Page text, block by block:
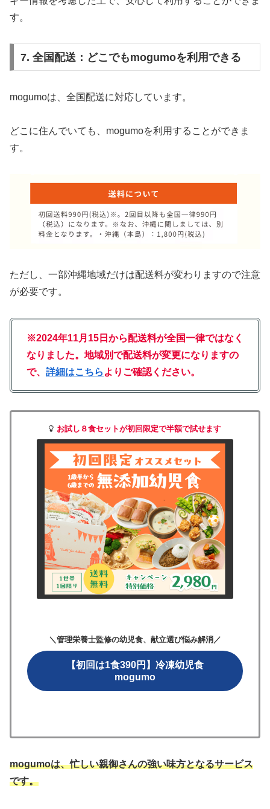
す。
7. 全国配送：どこでもmogumoを利用できる
mogumoは、全国配送に対応しています。
どこに住んでいても、mogumoを利用することができま
す。
ただし、一部沖縄地域だけは配送料が変わりますので注意
が必要です。
※2024年11月15日から配送料が全国一律ではなく
なりました。地域別で配送料が変更になりますの
で、 詳細はこちら よりご確認ください。
お試し８食セットが初回限定で半額で試せます
＼管理栄養士監修の幼児食、献立選び悩み解消／
【初回は1食390円】冷凍幼児食
mogumo
mogumoは、忙しい親御さんの強い味方となるサービス
です。